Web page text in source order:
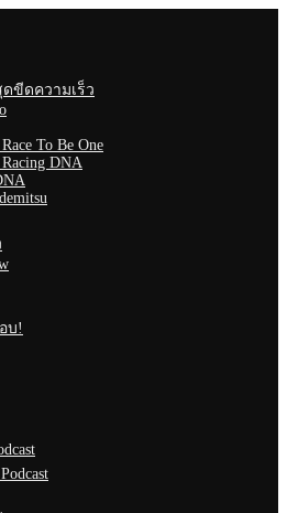
ดขีดความเร็ว
To Be One
Racing DNA
บ!